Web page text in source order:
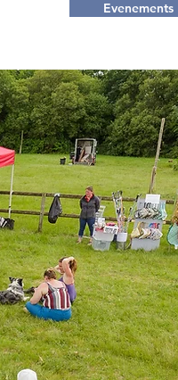
Evenements